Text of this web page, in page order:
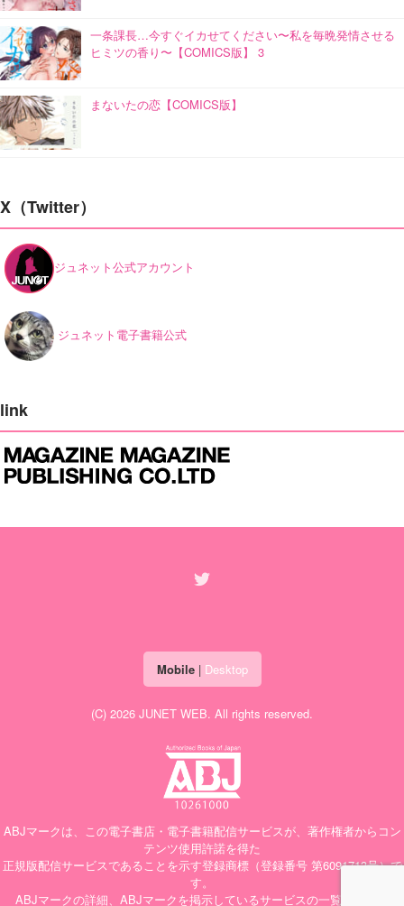
一条課長…今すぐイカせてください〜私を毎晩発情させる
ヒミツの香り〜【COMICS版】 3
まないたの恋【COMICS版】
X（Twitter）
ジュネット公式アカウント
ジュネット電子書籍公式
link
Mobile| Desktop
(C) 2026 JUNET WEB. All rights reserved.
ABJマークは、この電子書店・電子書籍配信サービスが、著作権者からコン
テンツ使用許諾を得た
正規版配信サービスであることを示す登録商標（登録番号 第6091713号）で
す。
ABJマークの詳細、ABJマークを掲示しているサービスの一覧はこちら